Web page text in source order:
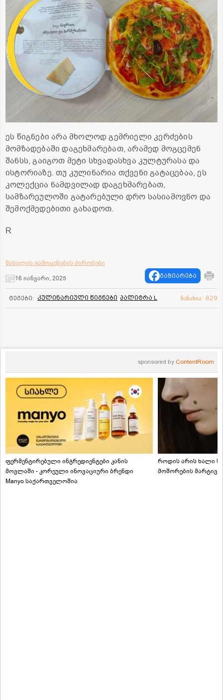
ეს წიგნები არა მხოლოდ გემრიელი კერძების
მომზადებაში დაგეხმარებათ, არამედ მოგცემენ
შანსს, გაიგოთ მეტი სხვადასხვა კულტურასა და
ისტორიაზე. თუ კულინარია თქვენი გატაცებაა, ეს
კოლექცია ნამდვილად დაგეხმარებათ,
სამზარეულოში გატარებული დრო სასიამოვნო და
შემოქმედებითი გახადოთ.
R
მასალის გამოყენების პირობები
16 იანვარი, 2025
გაზიარება
ტეგები: კულინარიული წიგნები პალიტრა L ნანახია: 829
sponsored by ContentRoom
ფერმენტირებული ინგრედიენტები კანის
მოვლაში - კორეული ინოვაციური ბრენდი
Manyo საქართველოშია
როდის არის ხალი
მოშორების